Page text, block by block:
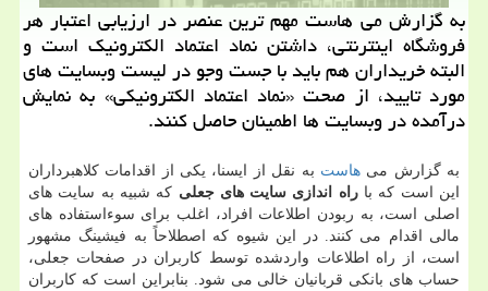
به گزارش می هاست مهم ترین عنصر در ارزیابی اعتبار هر
فروشگاه اینترنتی، داشتن نماد اعتماد الكترونیك است و
البته خریداران هم باید با جست وجو در لیست وبسایت های
مورد تایید، از صحت «نماد اعتماد الكترونیكی» به نمایش
درآمده در وبسایت ها اطمینان حاصل كنند.
به گزارش میهاست به نقل از ایسنا، یکی از اقدامات کلاهبرداران
این است که باراه اندازی سایت های جعلی که شبیه به سایت های
اصلی است، به ربودن اطلاعات افراد، اغلب برای سوءاستفاده های
مالی اقدام می کنند. در این شیوه که اصطلاحاً به فیشینگ مشهور
است، از راه اطلاعات واردشده توسط کاربران در صفحات جعلی،
حساب های بانکی قربانیان خالی می شود. بنابراین است که کاربران